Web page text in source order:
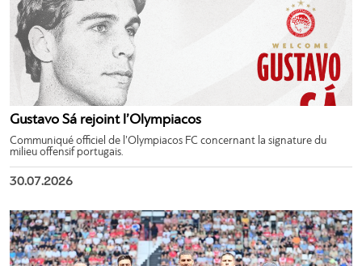
Gustavo Sá rejoint l’Olympiacos
Communiqué officiel de l’Olympiacos FC concernant la signature du
milieu offensif portugais.
30.07.2026